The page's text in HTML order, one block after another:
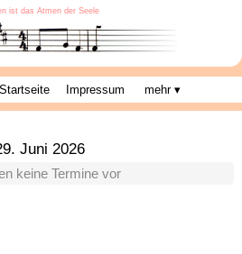
ist das Atmen der Seele
Startseite Impressum mehr ▾
Juni 2026
keine Termine vor